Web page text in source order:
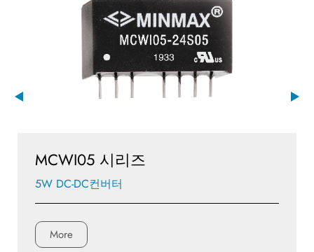
MCWI05 시리즈
5W DC-DC컨버터
More